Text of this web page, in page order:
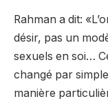
Rahman a dit:
désir, pas un
sexuels en soi…
changé par
manière